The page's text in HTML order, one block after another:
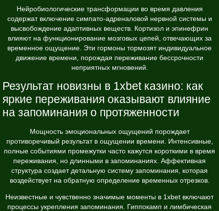
Нейробиологические трансформации во время давления
содержат включение симпато-адреналовой нервной системы и
высвобождение адаптивных веществ. Кортизол и эпинефрин
влияют на функционирование мозговых цепей, отвечающих за
временное ощущение. Эти гормоны тормозят индивидуальное
движение времени, порождая переживание бессрочности
неприятных мгновений.
Результат новизны в 1xbet казино: как
яркие переживания оказывают влияние
на запоминания о протяженности
Мощность эмоциональных ощущений порождает
противоречивый результат в ощущении времени. Интенсивные,
полные событиями промежутки часто кажутся короткими в время
переживания, но длинными в запоминаниях. Аффективная
структура создает детальную систему запоминания, которая
воздействует на обратную определение временных отрезков.
Неизвестные и чувственно значимые моменты в 1xbet включают
процессы укрепления запоминания. Гиппокамп и лимбическая